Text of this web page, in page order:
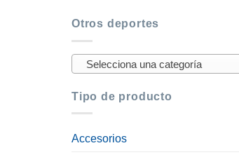
Otros deportes
Selecciona una categoría
Tipo de producto
Accesorios